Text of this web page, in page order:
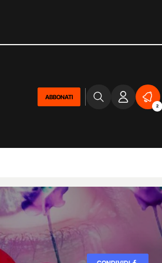
ABBONATI
2